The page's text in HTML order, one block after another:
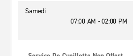
Samedi
07:00 AM - 02:00 PM